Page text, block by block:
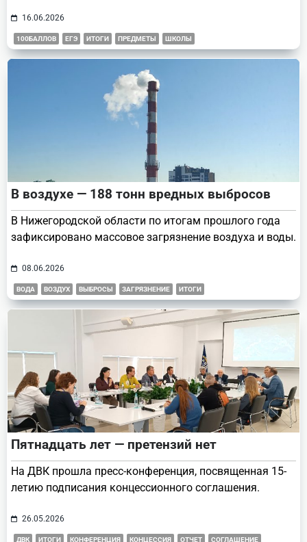
16.06.2026
100БАЛЛОВ ЕГЭ ИТОГИ ПРЕДМЕТЫ ШКОЛЫ
В воздухе — 188 тонн вредных выбросов
В Нижегородской области по итогам прошлого года
зафиксировано массовое загрязнение воздуха и воды.
08.06.2026
ВОДА ВОЗДУХ ВЫБРОСЫ ЗАГРЯЗНЕНИЕ ИТОГИ
Пятнадцать лет — претензий нет
На ДВК прошла пресс-конференция, посвященная 15-
летию подписания концессионного соглашения.
26.05.2026
ДВК ИТОГИ КОНФЕРЕНЦИЯ КОНЦЕССИЯ ОТЧЕТ СОГЛАШЕНИЕ